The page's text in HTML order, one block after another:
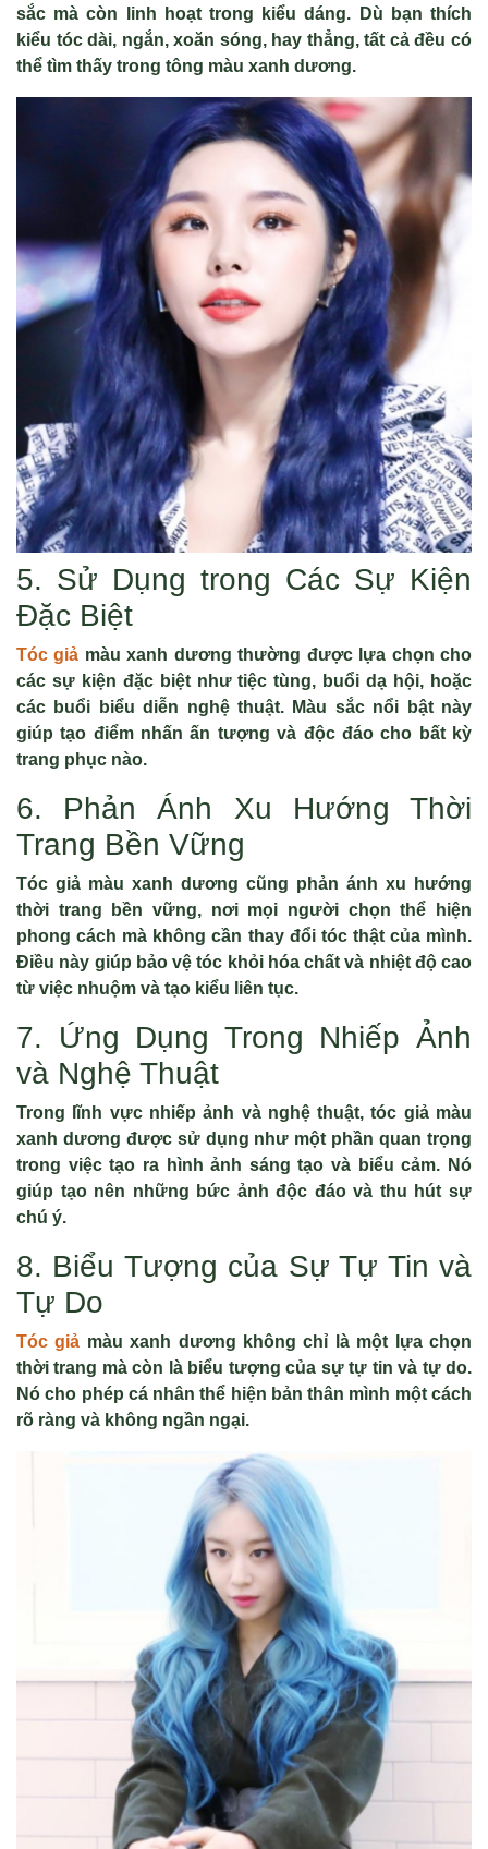
sắc mà còn linh hoạt trong kiểu dáng. Dù bạn thích
kiểu tóc dài, ngắn, xoăn sóng, hay thẳng, tất cả đều có
thể tìm thấy trong tông màu xanh dương.
5. Sử Dụng trong Các Sự Kiện
Đặc Biệt
Tóc giả màu xanh dương thường được lựa chọn cho
các sự kiện đặc biệt như tiệc tùng, buổi dạ hội, hoặc
các buổi biểu diễn nghệ thuật. Màu sắc nổi bật này
giúp tạo điểm nhấn ấn tượng và độc đáo cho bất kỳ
trang phục nào.
6. Phản Ánh Xu Hướng Thời
Trang Bền Vững
Tóc giả màu xanh dương cũng phản ánh xu hướng
thời trang bền vững, nơi mọi người chọn thể hiện
phong cách mà không cần thay đổi tóc thật của mình.
Điều này giúp bảo vệ tóc khỏi hóa chất và nhiệt độ cao
từ việc nhuộm và tạo kiểu liên tục.
7. Ứng Dụng Trong Nhiếp Ảnh
và Nghệ Thuật
Trong lĩnh vực nhiếp ảnh và nghệ thuật, tóc giả màu
xanh dương được sử dụng như một phần quan trọng
trong việc tạo ra hình ảnh sáng tạo và biểu cảm. Nó
giúp tạo nên những bức ảnh độc đáo và thu hút sự
chú ý.
8. Biểu Tượng của Sự Tự Tin và
Tự Do
Tóc giả màu xanh dương không chỉ là một lựa chọn
thời trang mà còn là biểu tượng của sự tự tin và tự do.
Nó cho phép cá nhân thể hiện bản thân mình một cách
rõ ràng và không ngần ngại.